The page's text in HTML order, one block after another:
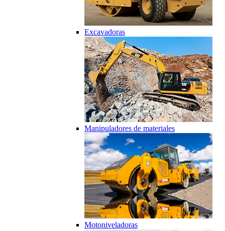
Excavadoras
Manipuladores de materiales
Motoniveladoras